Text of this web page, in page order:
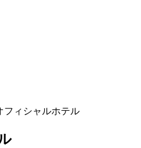
フィシャルホテル